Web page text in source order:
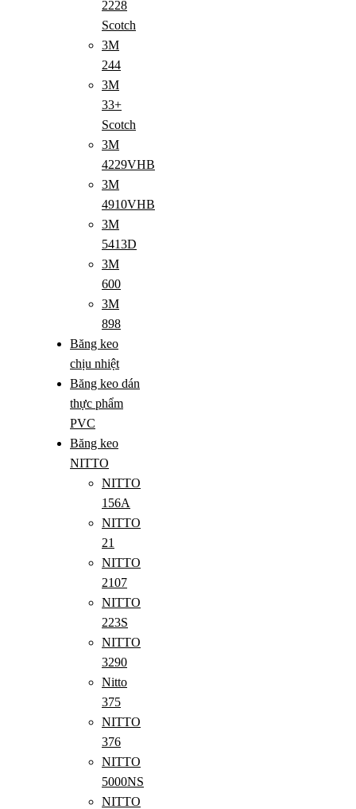
2228
Scotch
3M
244
3M
33+
Scotch
3M
4229VHB
3M
4910VHB
3M
5413D
3M
600
3M
898
Băng keo
chịu nhiệt
Băng keo dán
thực phẩm
PVC
Băng keo
NITTO
NITTO
156A
NITTO
21
NITTO
2107
NITTO
223S
NITTO
3290
Nitto
375
NITTO
376
NITTO
5000NS
NITTO